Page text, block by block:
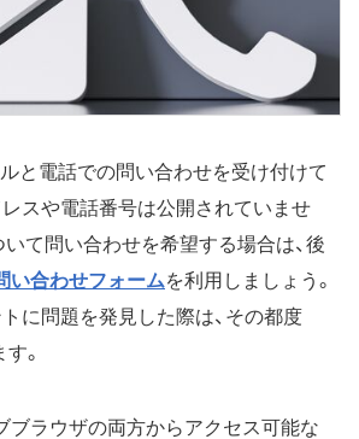
と電話での問い合わせを受け付けて
レスや電話番号は公開されていませ
いて問い合わせを希望する場合は、後
い合わせフォームを利用しましょう。
トに問題を発見した際は、その都度
。
ブラウザの両方からアクセス可能な